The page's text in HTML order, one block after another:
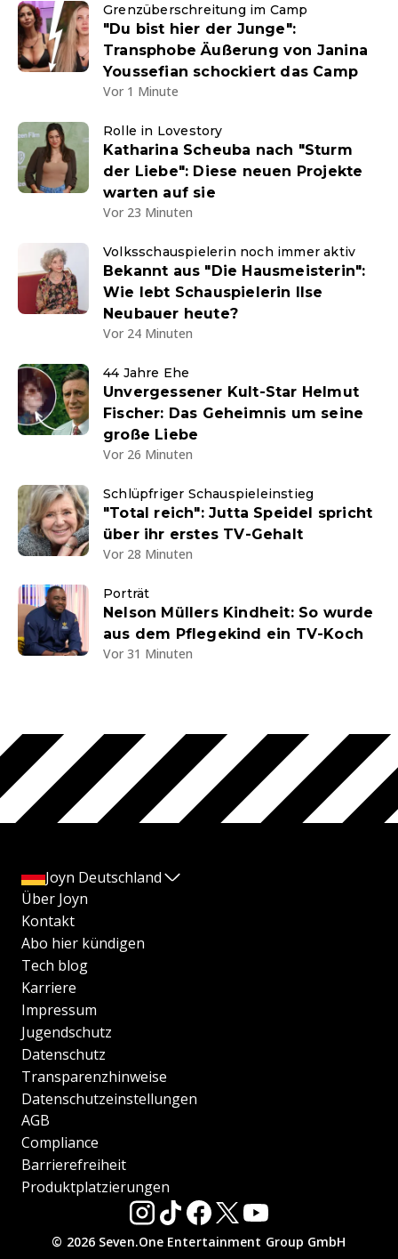
Grenzüberschreitung im Camp
"Du bist hier der Junge":
Transphobe Äußerung von Janina
Youssefian schockiert das Camp
Vor 1 Minute
Rolle in Lovestory
Katharina Scheuba nach "Sturm
der Liebe": Diese neuen Projekte
warten auf sie
Vor 23 Minuten
Volksschauspielerin noch immer aktiv
Bekannt aus "Die Hausmeisterin":
Wie lebt Schauspielerin Ilse
Neubauer heute?
Vor 24 Minuten
44 Jahre Ehe
Unvergessener Kult-Star Helmut
Fischer: Das Geheimnis um seine
große Liebe
Vor 26 Minuten
Schlüpfriger Schauspieleinstieg
"Total reich": Jutta Speidel spricht
über ihr erstes TV-Gehalt
Vor 28 Minuten
Porträt
Nelson Müllers Kindheit: So wurde
aus dem Pflegekind ein TV-Koch
Vor 31 Minuten
Joyn Deutschland
Über Joyn
Kontakt
Abo hier kündigen
Tech blog
Karriere
Impressum
Jugendschutz
Datenschutz
Transparenzhinweise
Datenschutzeinstellungen
AGB
Compliance
Barrierefreiheit
Produktplatzierungen
© 2026 Seven.One Entertainment Group GmbH